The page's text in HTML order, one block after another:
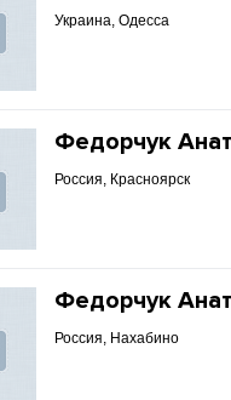
Украина, Одесса
Федорчук
Россия, Красноярск
Федорчук
Россия, Нахабино